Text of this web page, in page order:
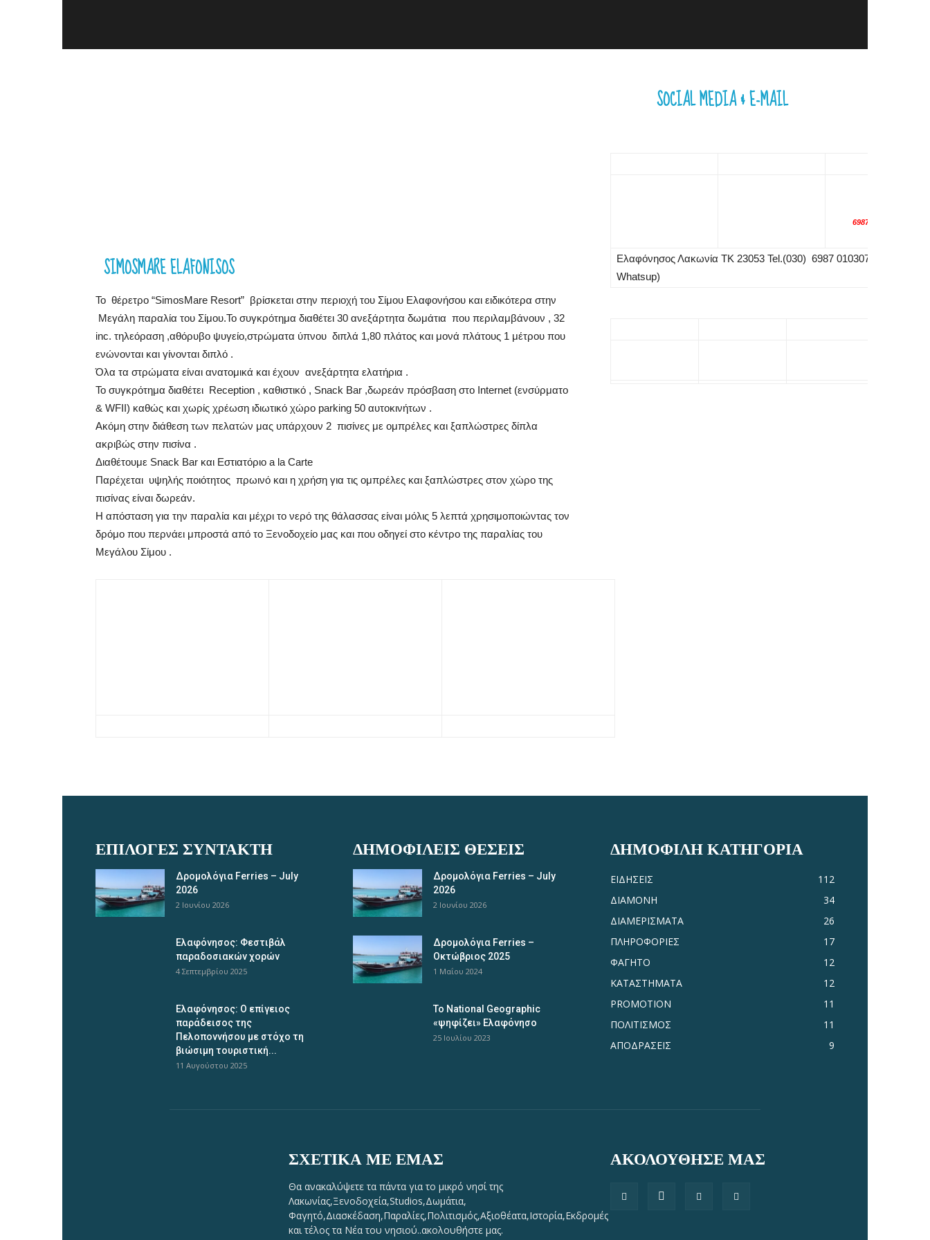
SIMOSMARE ELAFONISOS
Το θέρετρο “SimosMare Resort” βρίσκεται στην περιοχή του Σίμου Ελαφονήσου και ειδικότερα στην
Μεγάλη παραλία του Σίμου.Το συγκρότημα διαθέτει 30 ανεξάρτητα δωμάτια που περιλαμβάνουν , 32
inc. τηλεόραση ,αθόρυβο ψυγείο,στρώματα ύπνου διπλά 1,80 πλάτος και μονά πλάτους 1 μέτρου που
ενώνονται και γίνονται διπλό .
Όλα τα στρώματα είναι ανατομικά και έχουν ανεξάρτητα ελατήρια .
Το συγκρότημα διαθέτει Reception , καθιστικό , Snack Bar ,δωρεάν πρόσβαση στο Internet (ενσύρματο
& WFII) καθώς και χωρίς χρέωση ιδιωτικό χώρο parking 50 αυτοκινήτων .
Ακόμη στην διάθεση των πελατών μας υπάρχουν 2 πισίνες με ομπρέλες και ξαπλώστρες δίπλα
ακριβώς στην πισίνα .
Διαθέτουμε Snack Bar και Εστιατόριο a la Carte
Παρέχεται υψηλής ποιότητος πρωινό και η χρήση για τις ομπρέλες και ξαπλώστρες στον χώρο της
πισίνας είναι δωρεάν.
Η απόσταση για την παραλία και μέχρι το νερό της θάλασσας είναι μόλις 5 λεπτά χρησιμοποιώντας τον
δρόμο που περνάει μπροστά από το Ξενοδοχείο μας και που οδηγεί στο κέντρο της παραλίας του
Μεγάλου Σίμου .
SOCIAL MEDIA & E-MAIL
6987010307
Ελαφόνησος Λακωνία ΤΚ 23053 Tel.(030) 6987 010307 (Viber &
Whatsup)
ΕΠΙΛΟΓΈΣ ΣΥΝΤΆΚΤΗ
Δρομολόγια Ferries – July
2026
2 Ιουνίου 2026
Ελαφόνησος: Φεστιβάλ
παραδοσιακών χορών
4 Σεπτεμβρίου 2025
Ελαφόνησος: Ο επίγειος
παράδεισος της
Πελοποννήσου με στόχο τη
βιώσιμη τουριστική...
11 Αυγούστου 2025
ΔΗΜΟΦΙΛΕΊΣ ΘΈΣΕΙΣ
Δρομολόγια Ferries – July
2026
2 Ιουνίου 2026
Δρομολόγια Ferries –
Οκτώβριος 2025
1 Μαΐου 2024
Το National Geographic
«ψηφίζει» Ελαφόνησο
25 Ιουλίου 2023
ΔΗΜΟΦΙΛΗ ΚΑΤΗΓΟΡΙΑ
ΕΙΔΗΣΕΙΣ
112
ΔΙΑΜΟΝΗ
34
ΔΙΑΜΕΡΙΣΜΑΤΑ
26
ΠΛΗΡΟΦΟΡΙΕΣ
17
ΦΑΓΗΤΟ
12
ΚΑΤΑΣΤΗΜΑΤΑ
12
PROMOTION
11
ΠΟΛΙΤΙΣΜΟΣ
11
ΑΠΟΔΡΑΣΕΙΣ
9
ΣΧΕΤΙΚΆ ΜΕ ΕΜΆΣ
Θα ανακαλύψετε τα πάντα για το μικρό νησί της
Λακωνίας,Ξενοδοχεία,Studios,Δωμάτια,
Φαγητό,Διασκέδαση,Παραλίες,Πολιτισμός,Αξιοθέατα,Ιστορία,Εκδρομές
και τέλος τα Νέα του νησιού..ακολουθήστε μας.
ΑΚΟΛΟΥΘΗΣΕ ΜΑΣ